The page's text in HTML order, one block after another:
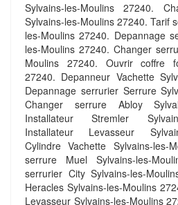
Sylvains-les-Moulins 27240.
Sylvains-les-Moulins 27240. Tarif
les-Moulins 27240. Depannage
les-Moulins 27240. Changer
Moulins 27240. Ouvrir coffre
27240. Depanneur Vachette
Depannage serrurier Serrure
Changer serrure Abloy
Installateur Stremler
Installateur Levasseur
Cylindre Vachette Sylvains-les-
serrure Muel Sylvains-les-
serrurier City Sylvains-les-
Heracles Sylvains-les-Moulins
Levasseur Sylvains-les-Moulins